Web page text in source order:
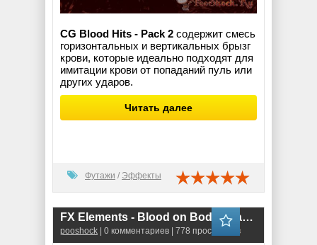
CG Blood Hits - Pack 2 содержит смесь
горизонтальных и вертикальных брызг
крови, которые идеально подходят для
имитации крови от попаданий пуль или
других ударов.
Читать далее
Футажи / Эффекты
FX Elements - Blood on Body - Pack 1 (MOV)
pooshock | 0 комментариев | 778 просмотров